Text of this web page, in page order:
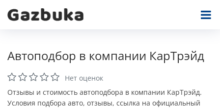
Автоподбор в компании КарТрэйд
Нет оценок
Отзывы и стоимость автоподбора в компании КарТрэйд.
Условия подбора авто, отзывы, ссылка на официальный